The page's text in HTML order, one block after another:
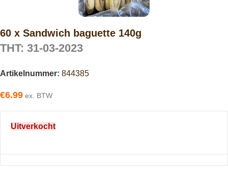
60 x Sandwich baguette 140g
THT: 31-03-2023
Artikelnummer: 844385
€6.99 ex. BTW
Uitverkocht